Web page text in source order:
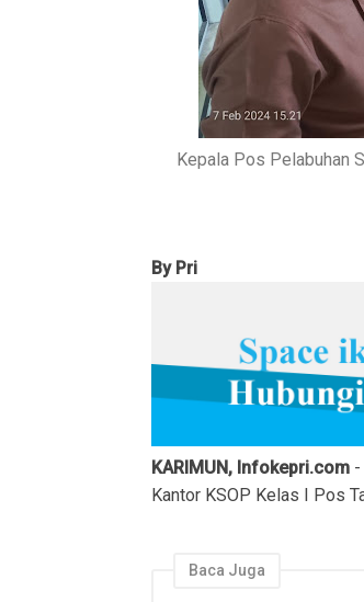
Kepala Pos Pelabuhan
By Pri
KARIMUN, Infokepri.com
Kantor KSOP Kelas I Pos
Baca Juga